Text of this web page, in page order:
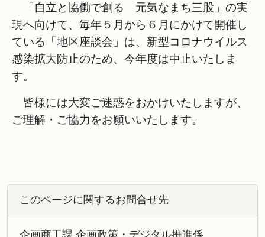
「自立と協働で創る 元気なまち三股」の実
現へ向けて、毎年５月から６月にかけて開催し
ている「地区座談会」は、新型コロナウイルス
感染拡大防止のため、今年度は中止いたしま
す。
皆様には大変ご迷惑をおかけいたしますが、
ご理解・ご協力をお願いいたします。
このページに関するお問合せ先